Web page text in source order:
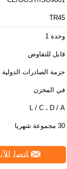
TR45
وحدة 1
قابل للتفاوض
حزمة الصادرات الدولية
في المخزن
L / C ، D / A
30 مجموعة شهريا
ﺎﺘﺼﻟ ﺍﻶﻧ